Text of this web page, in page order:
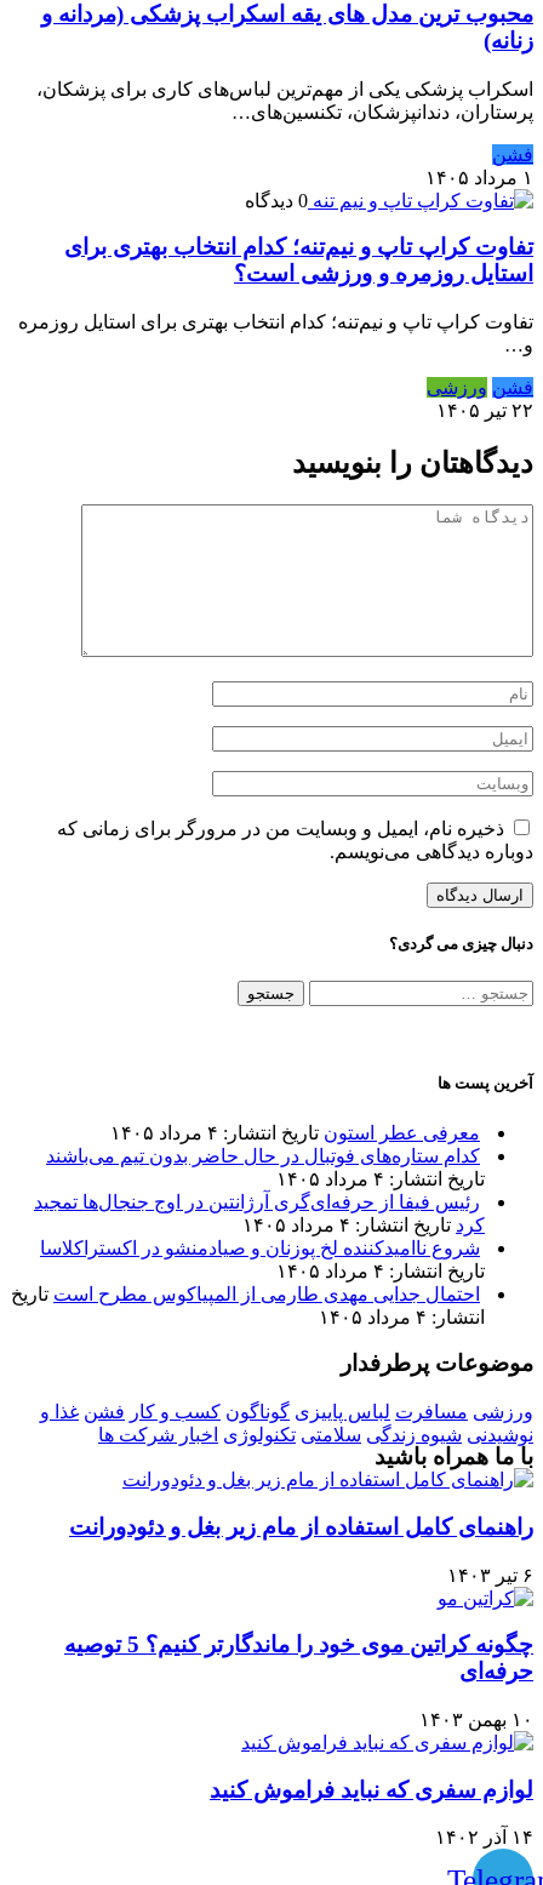
محبوب ترین مدل های یقه اسکراب پزشکی (مردانه و
زنانه)
اسکراب پزشکی یکی از مهم‌ترین لباس‌های کاری برای پزشکان،
پرستاران، دندانپزشکان، تکنسین‌های…
فشن
۱ مرداد ۱۴۰۵
0 دیدگاه
تفاوت کراپ تاپ و نیم‌تنه؛ کدام انتخاب بهتری برای
استایل روزمره و ورزشی است؟
تفاوت کراپ تاپ و نیم‌تنه؛ کدام انتخاب بهتری برای استایل روزمره
و…
فشن ورزشی
۲۲ تیر ۱۴۰۵
دیدگاهتان را بنویسید
ذخیره نام، ایمیل و وبسایت من در مرورگر برای زمانی که
دوباره دیدگاهی می‌نویسم.
دنبال چیزی می گردی؟
جستجو
آخرین پست ها
معرفی عطر استون تاریخ انتشار: ۴ مرداد ۱۴۰۵
کدام ستاره‌های فوتبال در حال حاضر بدون تیم می‌باشند
تاریخ انتشار: ۴ مرداد ۱۴۰۵
رئیس فیفا از حرفه‌ای‌گری آرژانتین در اوج جنجال‌ها تمجید
کرد تاریخ انتشار: ۴ مرداد ۱۴۰۵
شروع ناامیدکننده لخ پوزنان و صیادمنشو در اکستراکلاسا
تاریخ انتشار: ۴ مرداد ۱۴۰۵
احتمال جدایی مهدی طارمی از المپیاکوس مطرح است تاریخ
انتشار: ۴ مرداد ۱۴۰۵
موضوعات پرطرفدار
ورزشی مسافرت لباس پاییزی گوناگون کسب و کار فشن غذا و
نوشیدنی شیوه زندگی سلامتی تکنولوژی اخبار شرکت ها
با ما همراه باشید
راهنمای کامل استفاده از مام زیر بغل و دئودورانت
۶ تیر ۱۴۰۳
چگونه کراتین موی خود را ماندگارتر کنیم؟ 5 توصیه
حرفه‌ای
۱۰ بهمن ۱۴۰۳
لوازم سفری که نباید فراموش کنید
۱۴ آذر ۱۴۰۲